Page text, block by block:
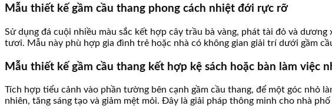
Mẫu thiết kế gầm cầu thang phong cách nhiệt đới rực rỡ
Sử dụng đá cuội nhiều màu sắc kết hợp cây trầu bà vàng, phát tài đỏ và
tươi. Mẫu này phù hợp gia đình trẻ hoặc nhà có không gian giải trí dưới gầm
Mẫu thiết kế gầm cầu thang kết hợp kệ sách hoặc bàn làm việc
Tích hợp tiểu cảnh vào phần tường bên cạnh gầm cầu thang, để một góc nhỏ
nhiên, tăng sáng tạo và giảm mệt mỏi. Đây là giải pháp thông minh cho nhà